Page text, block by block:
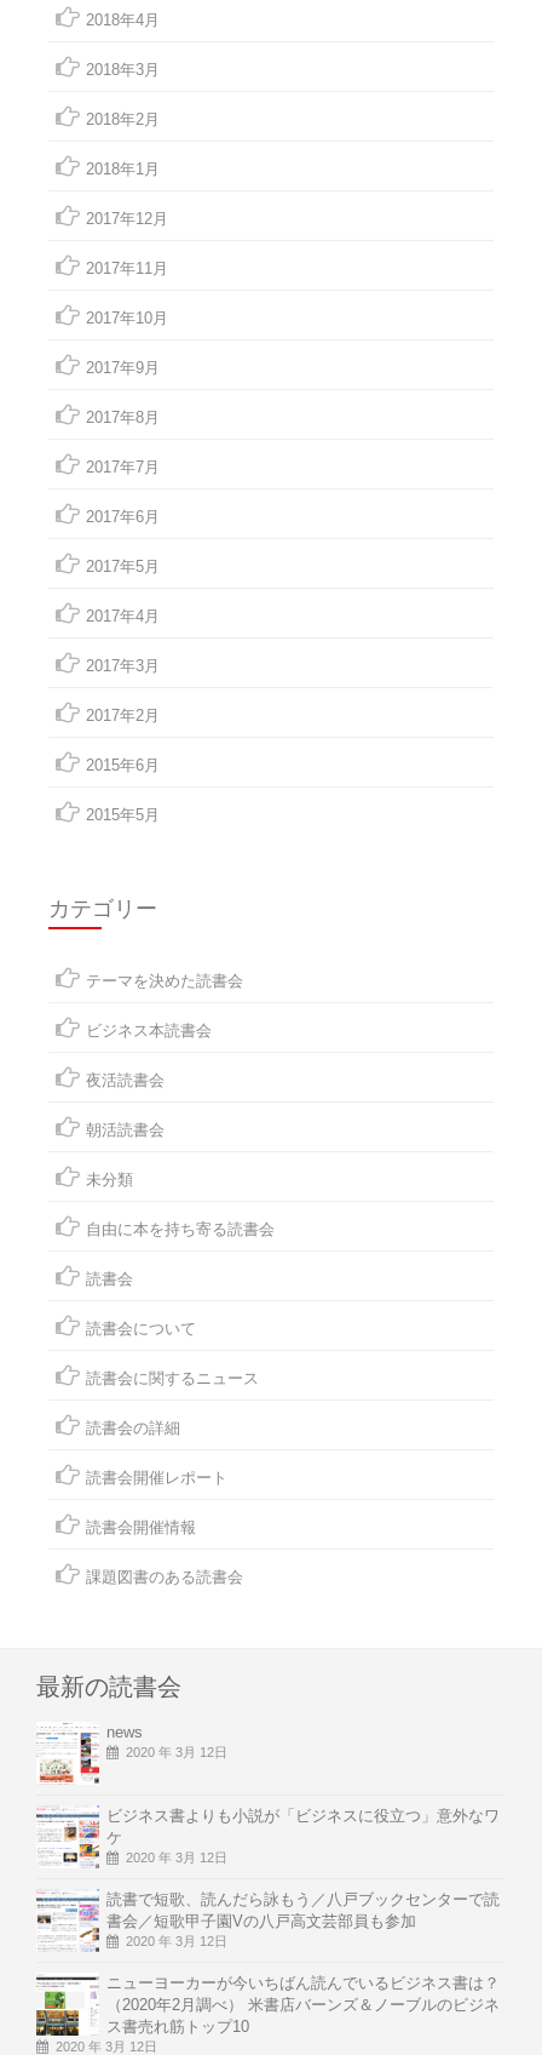
2018年4月
2018年3月
2018年2月
2018年1月
2017年12月
2017年11月
2017年10月
2017年9月
2017年8月
2017年7月
2017年6月
2017年5月
2017年4月
2017年3月
2017年2月
2015年6月
2015年5月
カテゴリー
テーマを決めた読書会
ビジネス本読書会
夜活読書会
朝活読書会
未分類
自由に本を持ち寄る読書会
読書会
読書会について
読書会に関するニュース
読書会の詳細
読書会開催レポート
読書会開催情報
課題図書のある読書会
最新の読書会
news
2020 年 3月 12日
ビジネス書よりも小説が「ビジネスに役立つ」意外なワ
ケ
2020 年 3月 12日
読書で短歌、読んだら詠もう／八戸ブックセンターで読
書会／短歌甲子園Vの八戸高文芸部員も参加
2020 年 3月 12日
ニューヨーカーが今いちばん読んでいるビジネス書は？
（2020年2月調べ） 米書店バーンズ＆ノーブルのビジネ
ス書売れ筋トップ10
2020 年 3月 12日